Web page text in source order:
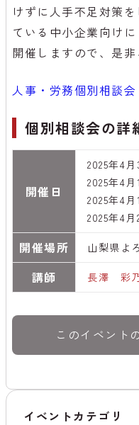
けずに人手不足対策
ている中小企業向け
開催しますので、是非
人事・労務個別相談会
個別相談会の詳
開催日
2025年4
2025年4
2025年4
2025年4
開催場所 山梨県よ
講師 長澤 彩
このイベント
イベントカテゴリ